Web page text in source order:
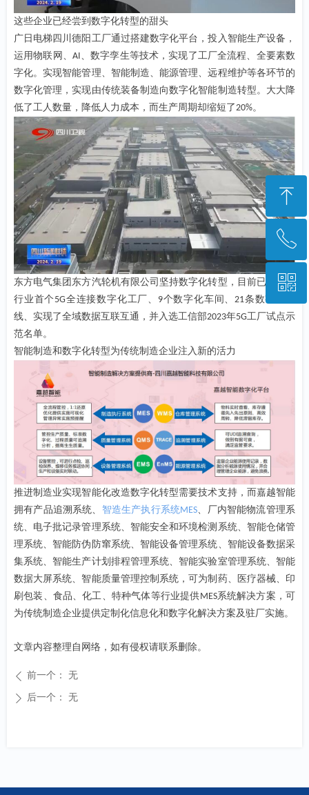
这些企业已经尝到数字化转型的甜头
广日电梯四川德阳工厂通过搭建数字化平台，投入智能生产设备，
运用物联网、 AI、数字孪生等技术，实现了工厂全流程、全要素数
字化。实现智能管理、智能制造、能源管理、远程维护等各环节的
数字化管理，实现由传统装备制造向数字化智能制造转型。大大降
低了工人数量，降低人力成本，而生产周期却缩短了20%。
东方电气集团东方汽轮机有限公司坚持数字化转型，目前已建成了
行业首个 5G全连接数字化工厂、 9个数字化车间、 21条数字化产
线、实现了全域数据互联互通，并入选工信部2023年5G工厂试点示
范名单。
智能制造和数字化转型为传统制造企业注入新的活力
推进制造业实现智能化改造数字化转型需要技术支持，而嘉越智能
拥有产品追溯系统、 智造生产执行系统MES 、厂内智能物流管理系
统、电子批记录管理系统、智能安全和环境检测系统、智能仓储管
理系统、智能防伪防窜系统、智能设备管理系统、智能设备数据采
集系统、智能生产计划排程管理系统、智能实验室管理系统、智能
数据大屏系统、智能质量管理控制系统，可为制药、医疗器械、印
刷包装、食品、化工、特种气体等行业提供MES系统解决方案，可
为传统制造企业提供定制化信息化和数字化解决方案及驻厂实施。
文章内容整理自网络，如有侵权请联系删除。
ꄴ 前一个： 无
ꄲ 后一个： 无
ꁸ
回到顶部
ꂅ
028-85223948
ꀥ
微信二维码